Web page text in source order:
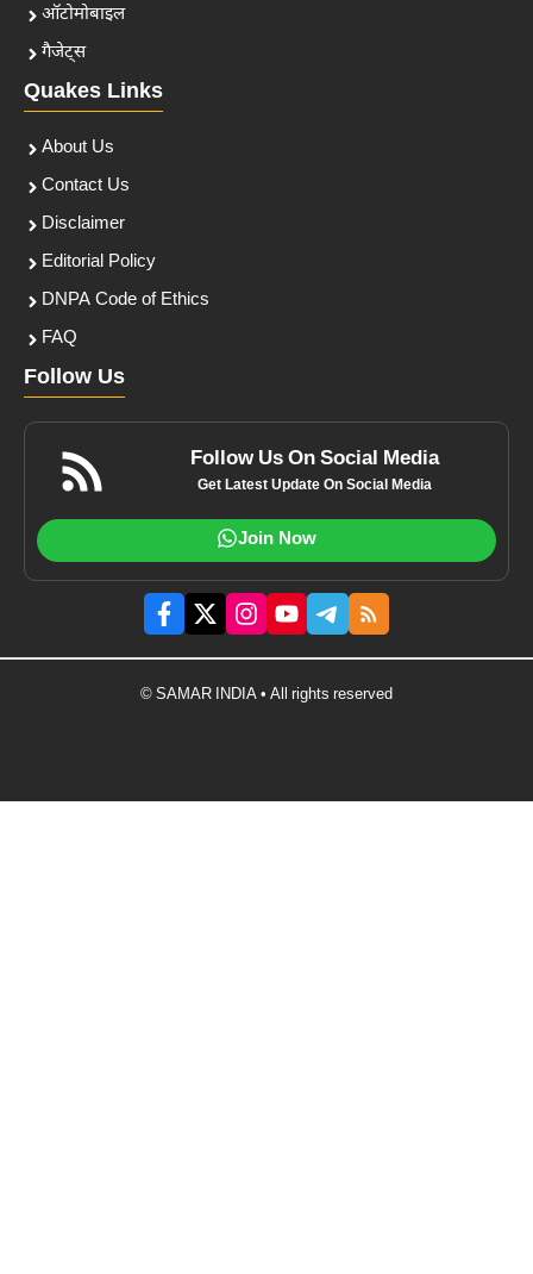
ऑटोमोबाइल
गैजेट्स
Quakes Links
About Us
Contact Us
Disclaimer
Editorial Policy
DNPA Code of Ethics
FAQ
Follow Us
Follow Us On Social Media
Get Latest Update On Social Media
Join Now
© SAMAR INDIA • All rights reserved